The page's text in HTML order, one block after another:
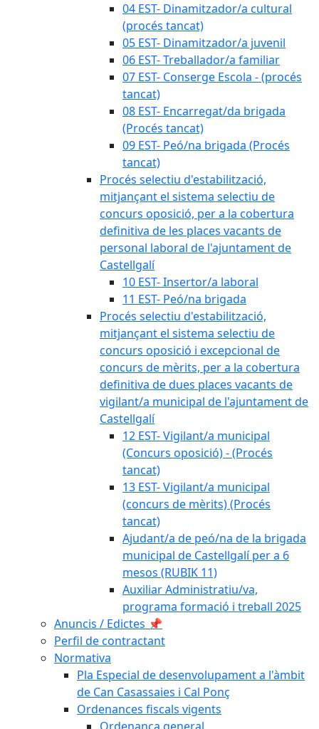
04 EST- Dinamitzador/a cultural
(procés tancat)
05 EST- Dinamitzador/a juvenil
06 EST- Treballador/a familiar
07 EST- Conserge Escola - (procés
tancat)
08 EST- Encarregat/da brigada
(Procés tancat)
09 EST- Peó/na brigada (Procés
tancat)
Procés selectiu d'estabilització,
mitjançant el sistema selectiu de
concurs oposició, per a la cobertura
definitiva de les places vacants de
personal laboral de l'ajuntament de
Castellgalí
10 EST- Insertor/a laboral
11 EST- Peó/na brigada
Procés selectiu d'estabilització,
mitjançant el sistema selectiu de
concurs oposició i excepcional de
concurs de mèrits, per a la cobertura
definitiva de dues places vacants de
vigilant/a municipal de l'ajuntament de
Castellgalí
12 EST- Vigilant/a municipal
(Concurs oposició) - (Procés
tancat)
13 EST- Vigilant/a municipal
(concurs de mèrits) (Procés
tancat)
Ajudant/a de peó/na de la brigada
municipal de Castellgalí per a 6
mesos (RUBIK 11)
Auxiliar Administratiu/va,
programa formació i treball 2025
Anuncis / Edictes 📌
Perfil de contractant
Normativa
Pla Especial de desenvolupament a l'àmbit
de Can Casassaies i Cal Ponç
Ordenances fiscals vigents